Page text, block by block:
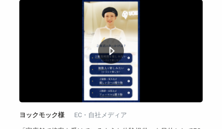
ヨックモック様 EC・自社メディア